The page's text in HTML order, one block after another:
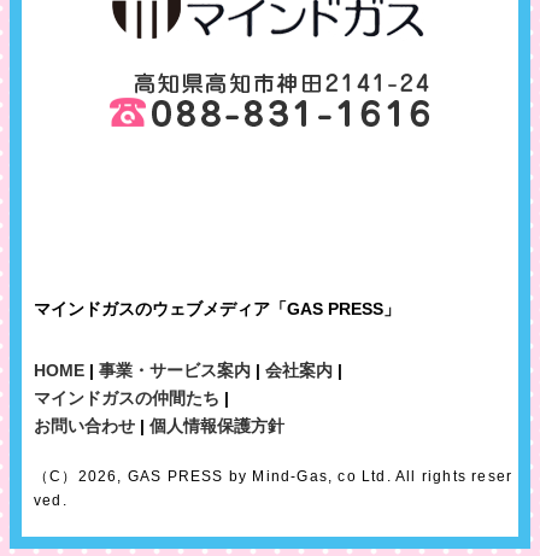
マインドガスのウェブメディア「GAS PRESS」
HOME | 事業・サービス案内 | 会社案内 |
マインドガスの仲間たち |
お問い合わせ | 個人情報保護方針
（C）2026, GAS PRESS by Mind-Gas, co Ltd. All rights reser
ved.